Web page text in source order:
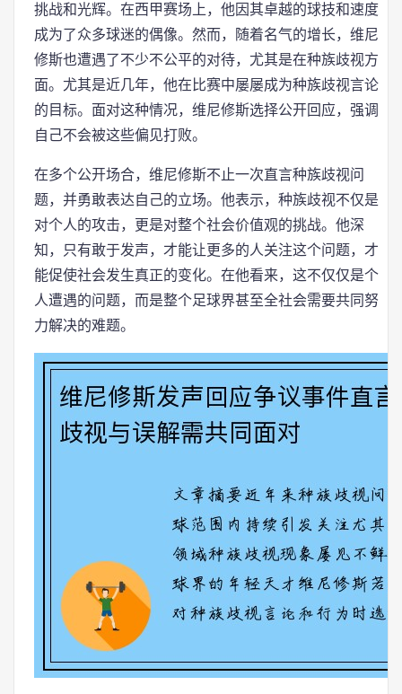
挑战和光辉。在西甲赛场上，他因其卓越的球技和速度
成为了众多球迷的偶像。然而，随着名气的增长，维尼
修斯也遭遇了不少不公平的对待，尤其是在种族歧视方
面。尤其是近几年，他在比赛中屡屡成为种族歧视言论
的目标。面对这种情况，维尼修斯选择公开回应，强调
自己不会被这些偏见打败。
在多个公开场合，维尼修斯不止一次直言种族歧视问
题，并勇敢表达自己的立场。他表示，种族歧视不仅是
对个人的攻击，更是对整个社会价值观的挑战。他深
知，只有敢于发声，才能让更多的人关注这个问题，才
能促使社会发生真正的变化。在他看来，这不仅仅是个
人遭遇的问题，而是整个足球界甚至全社会需要共同努
力解决的难题。